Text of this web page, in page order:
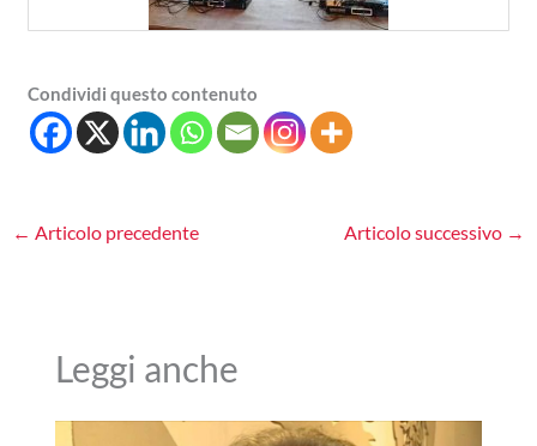
Condividi questo contenuto
← Articolo precedente Articolo successivo →
Leggi anche